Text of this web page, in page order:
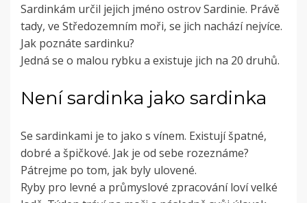
Sardinkám určil jejich jméno ostrov Sardinie. Právě
tady, ve Středozemním moři, se jich nachází nejvíce.
Jak poznáte sardinku?
Jedná se o malou rybku a existuje jich na 20 druhů.
Není sardinka jako sardinka
Se sardinkami je to jako s vínem. Existují špatné,
dobré a špičkové. Jak je od sebe rozeznáme?
Pátrejme po tom, jak byly ulovené.
Ryby pro levné a průmyslové zpracování loví velké